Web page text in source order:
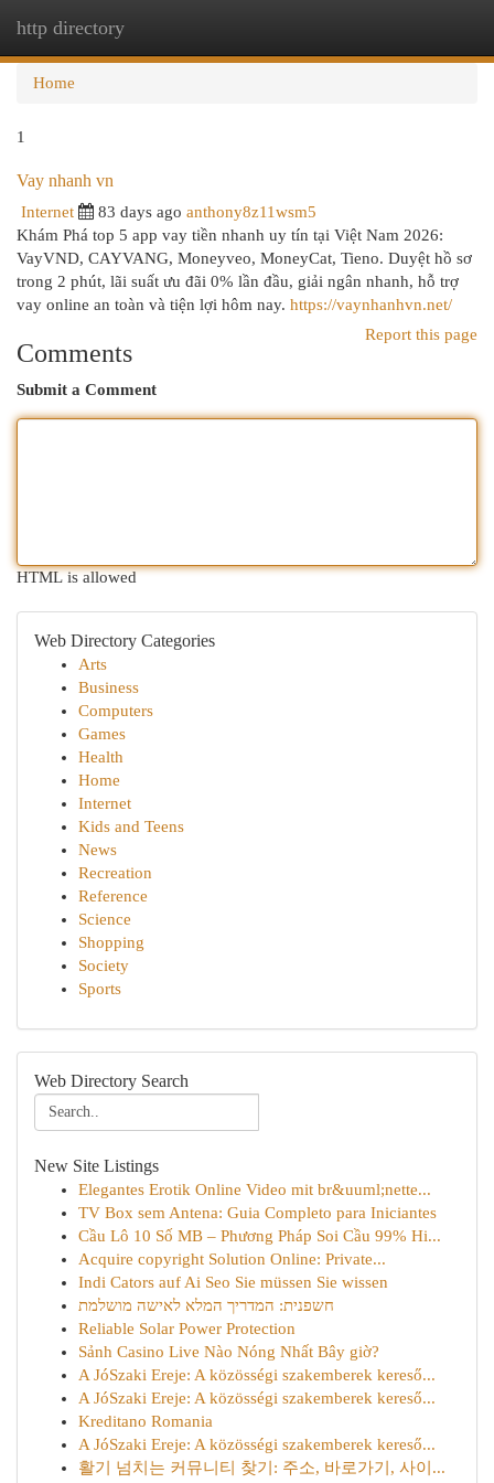
http directory
Home
1
Vay nhanh vn
Internet 83 days ago anthony8z11wsm5
Khám Phá top 5 app vay tiền nhanh uy tín tại Việt Nam 2026:
VayVND, CAYVANG, Moneyveo, MoneyCat, Tieno. Duyệt hồ sơ
trong 2 phút, lãi suất ưu đãi 0% lần đầu, giải ngân nhanh, hỗ trợ
vay online an toàn và tiện lợi hôm nay. https://vaynhanhvn.net/
Report this page
Comments
Submit a Comment
HTML is allowed
Web Directory Categories
Arts
Business
Computers
Games
Health
Home
Internet
Kids and Teens
News
Recreation
Reference
Science
Shopping
Society
Sports
Web Directory Search
New Site Listings
Elegantes Erotik Online Video mit br&uuml;nette...
TV Box sem Antena: Guia Completo para Iniciantes
Cầu Lô 10 Số MB – Phương Pháp Soi Cầu 99% Hi...
Acquire copyright Solution Online: Private...
Indi Cators auf Ai Seo Sie müssen Sie wissen
חשפנית: המדריך המלא לאישה מושלמת
Reliable Solar Power Protection
Sảnh Casino Live Nào Nóng Nhất Bây giờ?
A JóSzaki Ereje: A közösségi szakemberek kereső...
A JóSzaki Ereje: A közösségi szakemberek kereső...
Kreditano Romania
A JóSzaki Ereje: A közösségi szakemberek kereső...
활기 넘치는 커뮤니티 찾기: 주소, 바로가기, 사이...